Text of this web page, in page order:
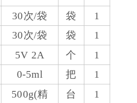
30次/袋 袋 1
30次/袋 袋 1
5V 2A 个 1
0-5ml 把 1
500g(精 台 1